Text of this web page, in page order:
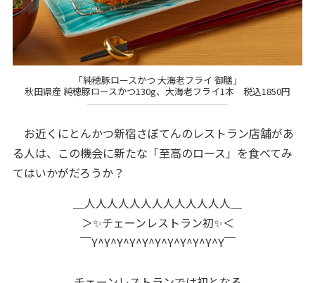
「純穂豚ロースかつ 大海老フライ 御膳」
秋田県産 純穂豚ロースかつ130g、大海老フライ1本 税込1850円
お近くにとんかつ新宿さぼてんのレストラン店舗があ
る人は、この機会に新たな「至高のロース」を食べてみ
てはいかがだろうか？
＿人人人人人人人人人人人人人＿
＞✨チェーンレストラン初✨＜
￣Y^Y^Y^Y^Y^Y^Y^Y^Y^Y^Y￣